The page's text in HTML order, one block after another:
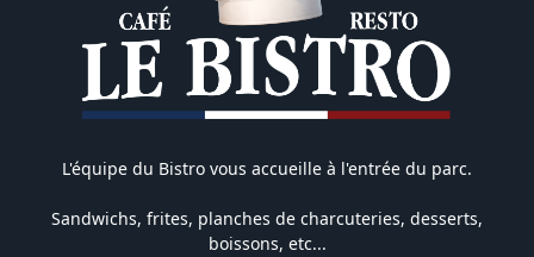
L'équipe du Bistro vous accueille à l'entrée du parc.
Sandwichs, frites, planches de charcuteries, desserts,
boissons, etc...